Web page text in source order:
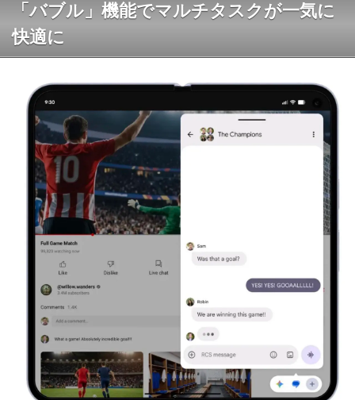
「バブル」機能でマルチタスクが一気に
快適に